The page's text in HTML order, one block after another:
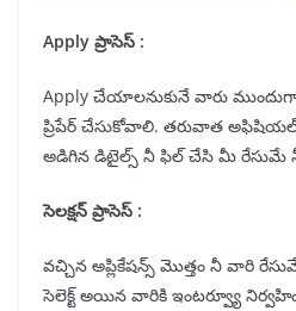
Apply ప్రాసెస్ :
Apply చేయాలనుకునే వారు
ప్రిపేర్ చేసుకోవాలి. తరువాత అఫిషియల్
అడిగిన డిటైల్స్ నీ ఫిల్ చేసి మీ
సెలక్షన్ ప్రాసెస్ :
వచ్చిన అప్లికేషన్స్ మొత్తం నీ వారి
సెలెక్ట్ అయిన వారికి ఇంటర్వ్యూ